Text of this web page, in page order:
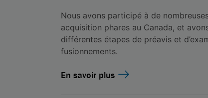
Nous avons participé à de
acquisition phares au Canada, et
différentes étapes de préavis et
fusionnements.
En savoir plus